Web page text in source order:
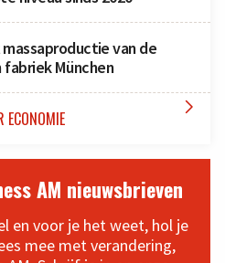
van de
München
ECONOMIE 
AM nieuwsbrieven
en voor je het weet, hol je
mee met verandering,